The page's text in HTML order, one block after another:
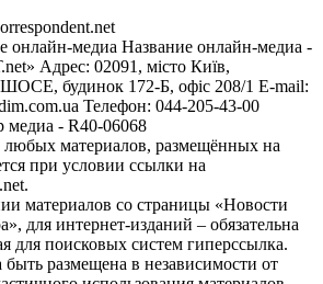
онлайн-медиа Название онлайн-медиа -
Адрес: 02091, місто Київ,
будинок 172-Б, офіс 208/1 E-mail:
Телефон: 044-205-43-00
медиа - R40-06068
любых материалов, размещённых на
при условии ссылки на
материалов со страницы «Новости
для интернет-изданий – обязательна
для поисковых систем гиперссылка.
размещена в независимости от